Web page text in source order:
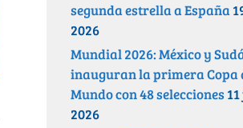
segunda estrella a España
2026
Mundial 2026: México y
inauguran la primera Copa
Mundo con 48 selecciones
2026